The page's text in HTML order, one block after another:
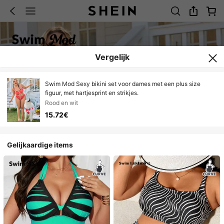
Vergelijk
Swim Mod Sexy bikini set voor dames met een plus size
figuur, met hartjesprint en strikjes.
Rood en wit
15.72€
Gelijkaardige items